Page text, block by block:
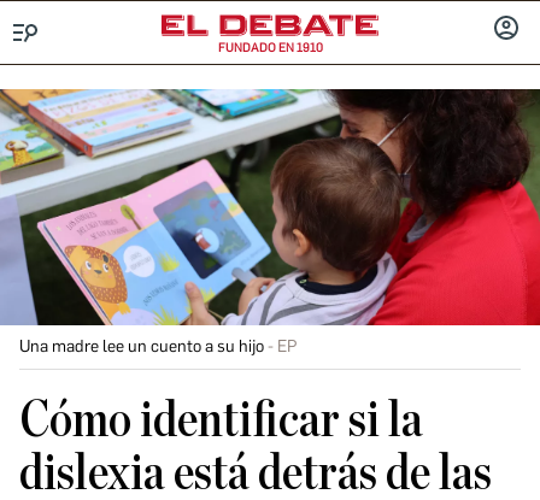
FUNDADO EN 1910
Una madre lee un cuento a su hijo EP
Cómo identificar si la
dislexia está detrás de las